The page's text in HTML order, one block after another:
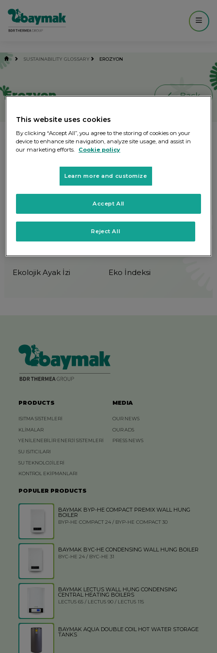
SUSTAINABILITY GLOSSARY EROZYON
Erozyon
Toprağın rüzgâr, yağış, sel veya akarsu
gibi dış etkenler tarafından taşındığı
jeolojik süreç.
Other words you might be interested
Endüstriyel Ekoloji
Ekolojik Ayak İzi Eko İndeksi
PRODUCTS
ISITMA SİSTEMLERİ
KLİMALAR
YENİLENEBİLİR ENERJİ SİSTEMLERİ
SU ISITICILARI
SU TEKNOLOJİLERİ
KONTROL EKİPMANLARI
MEDIA
OUR NEWS
OUR ADS
PRESS NEWS
POPULER PRODUCTS
BAYMAK BYP-HE COMPACT PREMIX WALL HUNG
BOILER
BYP-HE COMPACT 24 / BYP-HE COMPACT 30
BAYMAK BYC-HE CONDENSING WALL HUNG BOILER
BYC-HE 24 / BYC-HE 31
BAYMAK LECTUS WALL HUNG CONDENSING
CENTRAL HEATING BOILERS
LECTUS 65 / LECTUS 90 / LECTUS 115
BAYMAK AQUA DOUBLE COIL HOT WATER STORAGE
TANKS
This website uses cookies
By clicking “Accept All”, you agree to the storing of cookies on your
device to enhance site navigation, analyze site usage, and assist in
our marketing efforts.
Cookie policy
Learn more and customize
Reject All
Accept All